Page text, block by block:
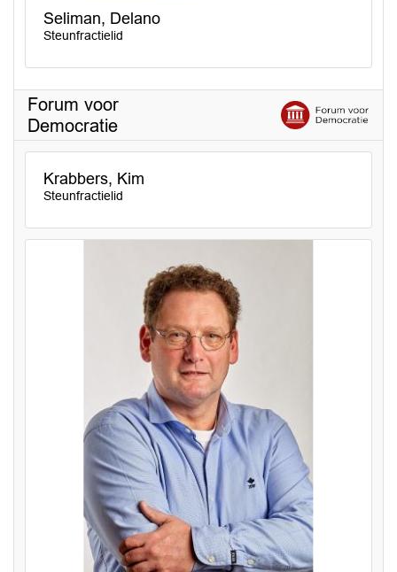
Seliman, Delano
Steunfractielid
Forum voor
Democratie
Krabbers, Kim
Steunfractielid